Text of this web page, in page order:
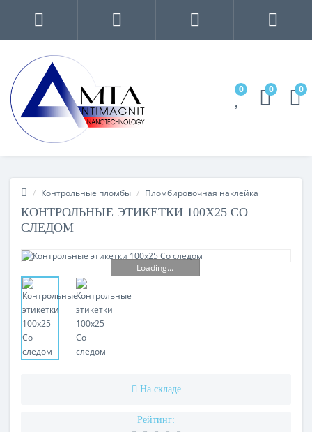
0 0 0
Контрольные пломбы Пломбировочная наклейка
КОНТРОЛЬНЫЕ ЭТИКЕТКИ 100X25 СО
СЛЕДОМ
Loading...
На складе
Рейтинг: